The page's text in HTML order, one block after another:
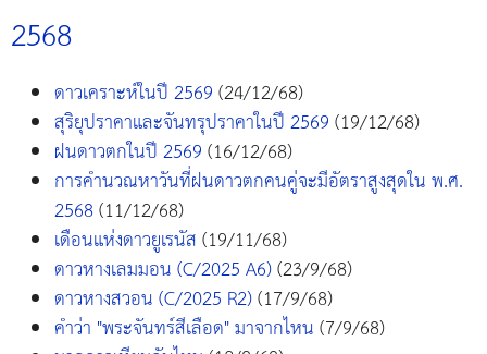
2568
ดาวเคราะห์ในปี 2569(24/12/68)
สุริยุปราคาและจันทรุปราคาในปี 2569(19/12/68)
ฝนดาวตกในปี 2569(16/12/68)
การคำนวณหาวันที่ฝนดาวตกคนคู่จะมีอัตราสูงสุดใน พ.ศ.
2568(11/12/68)
เดือนแห่งดาวยูเรนัส(19/11/68)
ดาวหางเลมมอน (C/2025 A6)(23/9/68)
ดาวหางสวอน (C/2025 R2)(17/9/68)
คำว่า "พระจันทร์สีเลือด" มาจากไหน(7/9/68)